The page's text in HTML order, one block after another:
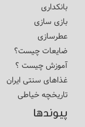
بانکداری
بازی سازی
عطرسازی
ضایعات چیست؟
آموزش چیست ؟
غذاهای سنتی ایران
تاریخچه خیاطی
پیوندها